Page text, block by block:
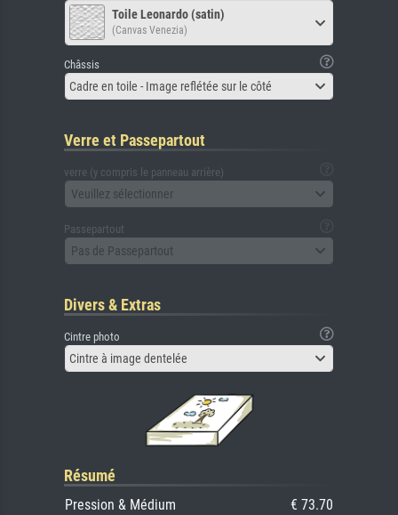
Toile Leonardo (satin)
(Canvas Venezia)
Châssis
Cadre en toile - Image reflétée sur le côté
Verre et Passepartout
verre (y compris le panneau arrière)
Veuillez sélectionner
Passepartout
Pas de Passepartout
Divers & Extras
Cintre photo
Cintre à image dentelée
Résumé
Pression & Médium
€ 73.70